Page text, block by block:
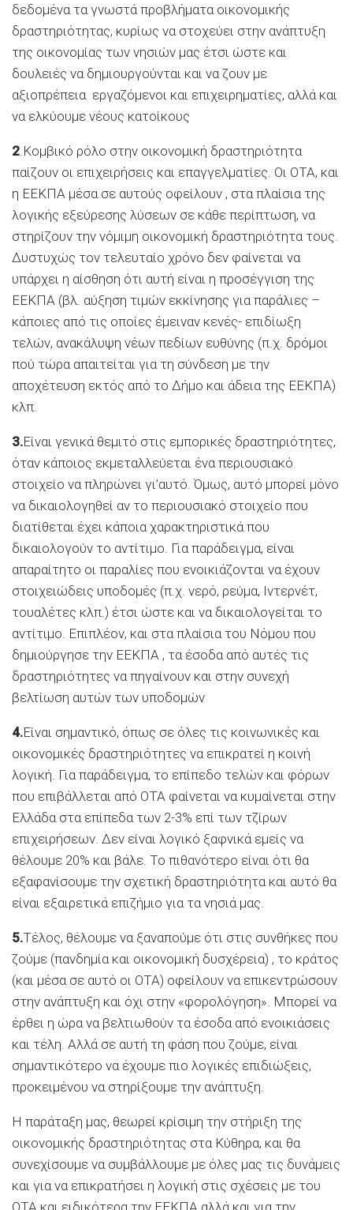
δεδομένα τα γνωστά προβλήματα οικονομικής
δραστηριότητας, κυρίως να στοχεύει στην ανάπτυξη
της οικονομίας των νησιών μας έτσι ώστε και
δουλειές να δημιουργούνται και να ζουν με
αξιοπρέπεια εργαζόμενοι και επιχειρηματίες, αλλά και
να ελκύουμε νέους κατοίκους
2 .Κομβικό ρόλο στην οικονομική δραστηριότητα
παίζουν οι επιχειρήσεις και επαγγελματίες. Οι ΟΤΑ, και
η ΕΕΚΠΑ μέσα σε αυτούς οφείλουν , στα πλαίσια της
λογικής εξεύρεσης λύσεων σε κάθε περίπτωση, να
στηρίζουν την νόμιμη οικονομική δραστηριότητα τους.
Δυστυχώς τον τελευταίο χρόνο δεν φαίνεται να
υπάρχει η αίσθηση ότι αυτή είναι η προσέγγιση της
ΕΕΚΠΑ (βλ. αύξηση τιμών εκκίνησης για παράλιες –
κάποιες από τις οποίες έμειναν κενές- επιδίωξη
τελών, ανακάλυψη νέων πεδίων ευθύνης (π.χ. δρόμοι
πού τώρα απαιτείται για τη σύνδεση με την
αποχέτευση εκτός από το Δήμο και άδεια της ΕΕΚΠΑ)
κλπ.
3.Είναι γενικά θεμιτό στις εμπορικές δραστηριότητες,
όταν κάποιος εκμεταλλεύεται ένα περιουσιακό
στοιχείο να πληρώνει γι’αυτό. Όμως, αυτό μπορεί μόνο
να δικαιολογηθεί αν το περιουσιακό στοιχείο που
διατίθεται έχει κάποια χαρακτηριστικά που
δικαιολογούν το αντίτιμο. Για παράδειγμα, είναι
απαραίτητο οι παραλίες που ενοικιάζονται να έχουν
στοιχειώδεις υποδομές (π.χ. νερό, ρεύμα, Ιντερνέτ,
τουαλέτες κλπ.) έτσι ώστε και να δικαιολογείται το
αντίτιμο. Επιπλέον, και στα πλαίσια του Νόμου που
δημιούργησε την ΕΕΚΠΑ , τα έσοδα από αυτές τις
δραστηριότητες να πηγαίνουν και στην συνεχή
βελτίωση αυτών των υποδομών
4.Είναι σημαντικό, όπως σε όλες τις κοινωνικές και
οικονομικές δραστηριότητες να επικρατεί η κοινή
λογική. Για παράδειγμα, το επίπεδο τελών και φόρων
που επιβάλλεται από ΟΤΑ φαίνεται να κυμαίνεται στην
Ελλάδα στα επίπεδα των 2-3% επί των τζίρων
επιχειρήσεων. Δεν είναι λογικό ξαφνικά εμείς να
θέλουμε 20% και βάλε. Το πιθανότερο είναι ότι θα
εξαφανίσουμε την σχετική δραστηριότητα και αυτό θα
είναι εξαιρετικά επιζήμιο για τα νησιά μας.
5.Τέλος, θέλουμε να ξαναπούμε ότι στις συνθήκες που
ζούμε (πανδημία και οικονομική δυσχέρεια) , το κράτος
(και μέσα σε αυτό οι ΟΤΑ) οφείλουν να επικεντρώσουν
στην ανάπτυξη και όχι στην «φορολόγηση». Μπορεί να
έρθει η ώρα να βελτιωθούν τα έσοδα από ενοικιάσεις
και τέλη. Αλλά σε αυτή τη φάση που ζούμε, είναι
σημαντικότερο να έχουμε πιο λογικές επιδιώξεις,
προκειμένου να στηρίξουμε την ανάπτυξη.
Η παράταξη μας, θεωρεί κρίσιμη την στήριξη της
οικονομικής δραστηριότητας στα Κύθηρα, και θα
συνεχίσουμε να συμβάλλουμε με όλες μας τις δυνάμεις
και για να επικρατήσει η λογική στις σχέσεις με του
ΟΤΑ και ειδικότερα την ΕΕΚΠΑ αλλά και για την